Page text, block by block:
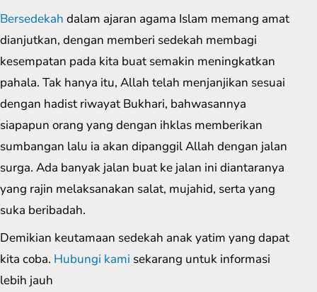
Bersedekah dalam ajaran agama Islam memang amat
dianjutkan, dengan memberi sedekah membagi
kesempatan pada kita buat semakin meningkatkan
pahala. Tak hanya itu, Allah telah menjanjikan sesuai
dengan hadist riwayat Bukhari, bahwasannya
siapapun orang yang dengan ihklas memberikan
sumbangan lalu ia akan dipanggil Allah dengan jalan
surga. Ada banyak jalan buat ke jalan ini diantaranya
yang rajin melaksanakan salat, mujahid, serta yang
suka beribadah.
Demikian keutamaan sedekah anak yatim yang dapat
kita coba. Hubungi kami sekarang untuk informasi
lebih jauh